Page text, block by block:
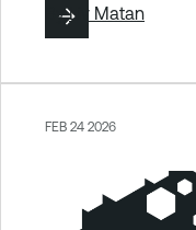
ByLiv Matan
FEB 24 2026